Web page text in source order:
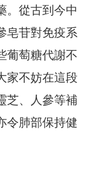
。從古到今中
皂苷對免疫系
葡萄糖代謝不
家不妨在這段
芝、人參等補
令肺部保持健